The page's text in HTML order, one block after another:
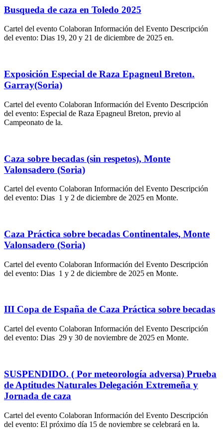
Busqueda de caza en Toledo 2025
Cartel del evento Colaboran Información del Evento Descripción
del evento: Dias 19, 20 y 21 de diciembre de 2025 en.
Exposición Especial de Raza Epagneul Breton.
Garray(Soria)
Cartel del evento Colaboran Información del Evento Descripción
del evento: Especial de Raza Epagneul Breton, previo al
Campeonato de la.
Caza sobre becadas (sin respetos), Monte
Valonsadero (Soria)
Cartel del evento Colaboran Información del Evento Descripción
del evento: Dias 1 y 2 de diciembre de 2025 en Monte.
Caza Práctica sobre becadas Continentales, Monte
Valonsadero (Soria)
Cartel del evento Colaboran Información del Evento Descripción
del evento: Dias 1 y 2 de diciembre de 2025 en Monte.
III Copa de España de Caza Práctica sobre becadas
Cartel del evento Colaboran Información del Evento Descripción
del evento: Dias 29 y 30 de noviembre de 2025 en Monte.
SUSPENDIDO. ( Por meteorología adversa) Prueba
de Aptitudes Naturales Delegación Extremeña y
Jornada de caza
Cartel del evento Colaboran Información del Evento Descripción
del evento: El próximo día 15 de noviembre se celebrará en la.